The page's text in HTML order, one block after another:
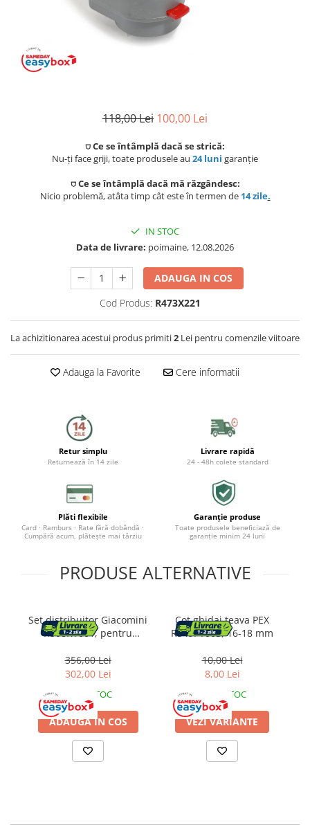
Rigole si scurgere dus
Pare, furtunuri si accesorii
Accesorii dus
Clapete de actionare
Perii de par electrice
Aparate de tuns & ras
Mobilier pentru baie
Baza lavoar
Oglinzi baie
Accesorii baie
Cuiere si suporturi prosoape
Rafturi si depozitare
Accesorii cada
Accesorii lavoare
118,00 Lei 100,00 Lei
⛉ Ce se întâmplă dacă se strică:
Nu-ți face griji, toate produsele au 24 luni garanție
⛉ Ce se întâmplă dacă mă răzgândesc:
Nicio problemă, atâta timp cât este în termen de 14 zile.
IN STOC
Data de livrare: poimaine, 12.08.2026
ADAUGA IN COS
Cod Produs: R473X221
La achizitionarea acestui produs primiti2 Lei pentru comenzile viitoare
Adauga la Favorite Cere informatii
Retur simplu
Returnează în 14 zile
Livrare rapidă
24 - 48h colete standard
Plăti flexibile
Card · Ramburs · Rate fără dobândă ·
Cumpără acum, plătește mai târziu
Garanție produse
Toate produsele beneficiază de
garanție minim 24 luni
PRODUSE ALTERNATIVE
Set distribuitor Giacomini
R508KY001, pentru
complet cu ventil
termostatic, racorduri si
356,00 Lei
302,00 Lei
IN STOC
ADAUGA IN COS
Cot ghidaj teava PEX
R549PY003, 16-18 mm
10,00 Lei
8,00 Lei
IN STOC
VEZI VARIANTE